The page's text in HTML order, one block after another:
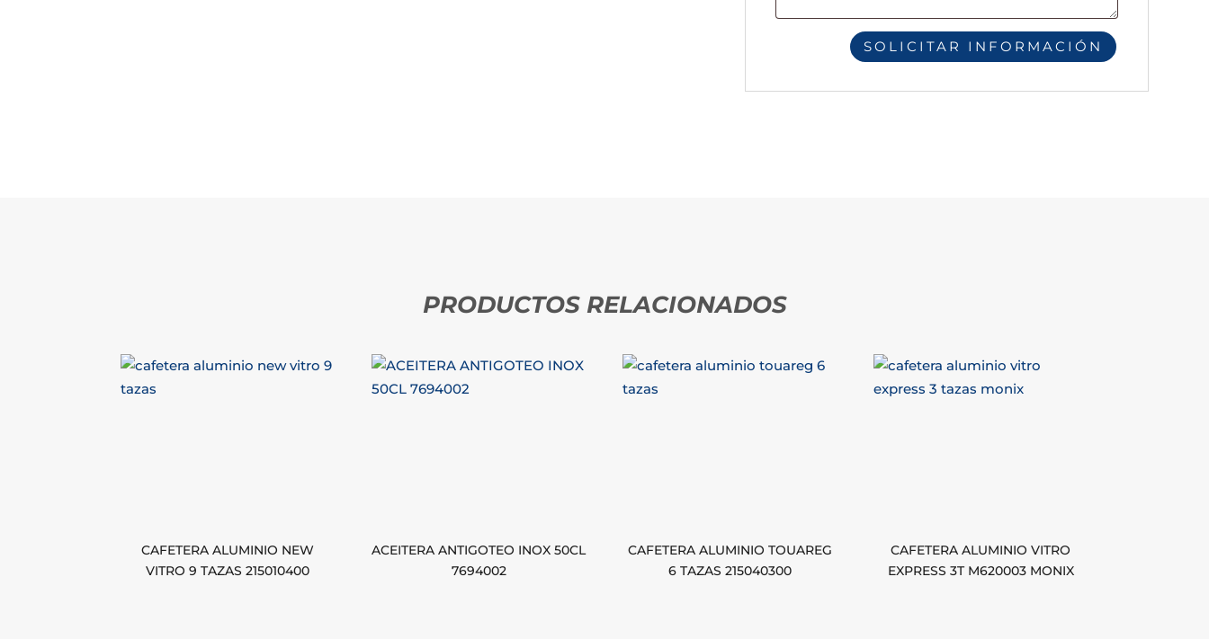
PRODUCTOS RELACIONADOS
CAFETERA ALUMINIO NEW
VITRO 9 TAZAS 215010400
ACEITERA ANTIGOTEO INOX 50CL
7694002
CAFETERA ALUMINIO TOUAREG
6 TAZAS 215040300
CAFETERA ALUMINIO VITRO
EXPRESS 3T M620003 MONIX